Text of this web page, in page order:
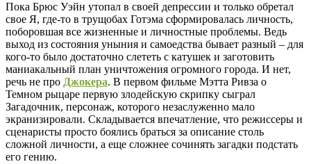
Пока Брюс Уэйн утопал в своей депрессии и только обретал
свое Я, где-то в трущобах Готэма сформировалась личность,
поборовшая все жизненные и личностные проблемы. Ведь
выход из состояния уныния и самоедства бывает разный – для
кого-то было достаточно слететь с катушек и заготовить
маниакальный план уничтожения огромного города. И нет,
речь не про Джокера. В первом фильме Мэтта Ривза о
Темном рыцаре первую злодейскую скрипку сыграл
Загадочник, персонаж, которого незаслуженно мало
экранизировали. Складывается впечатление, что режиссеры и
сценаристы просто боялись браться за описание столь
сложной личности, а еще сложнее сочинять загадки подстать
его гению.